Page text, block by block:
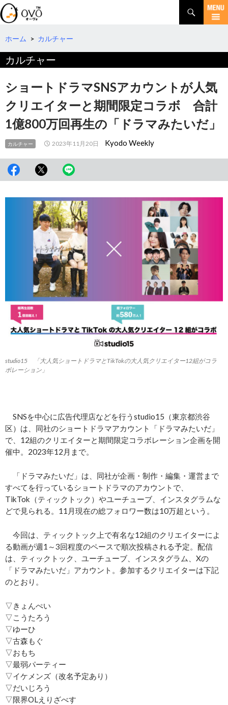
検
索
コ
テ
ツ
へ
ホーム > カルチャー
カルチャー
ショートドラマSNSアカウントが人気
クリエイターと期間限定コラボ 合計
1億800万回再生の「ドラマみたいだ」
カルチャー 2023年11月20日 Kyodo Weekly
studio15 「大人気ショートドラマとTikTokの大人気クリエイター12組がコラ
ボレーション」
SNSを中心に広告代理店などを行うstudio15（東京都渋谷
区）は、同社のショートドラマアカウント「ドラマみたいだ」
で、12組のクリエイターと期間限定コラボレーション企画を開
催中。2023年12月まで。
「ドラマみたいだ」は、同社が企画・制作・編集・運営まで
すべてを行っているショートドラマのアカウントで、
TikTok（ティックトック）やユーチューブ、インスタグラムな
どで見られる。11月現在の総フォロワー数は10万超という。
今回は、ティックトック上で有名な12組のクリエイターによ
る動画が週1～3回程度のペースで順次投稿される予定。配信
は、ティックトック、ユーチューブ、インスタグラム、Xの
「ドラマみたいだ」アカウント。参加するクリエイターは下記
のとおり。
▽きょんぺい
▽こうたろう
▽ゆーひ
▽古森もぐ
▽おもち
▽最弱パーティー
▽イケメンズ（改名予定あり）
▽だいじろう
▽限界OLえりざべす